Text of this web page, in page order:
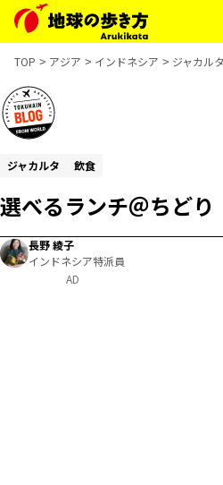
TOP アジア インドネシア ジャカルタ
ジャカルタ 飲食
選べるランチ＠ちどり
長野 綾子
インドネシア特派員
AD